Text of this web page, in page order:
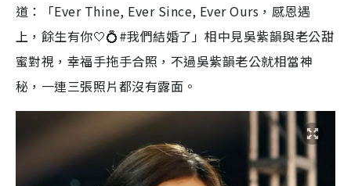
道：「Ever Thine, Ever Since, Ever Ours，感恩遇
上，餘生有你🤍💍#我們結婚了」相中見吳紫韻與老公甜
蜜對視，幸福手拖手合照，不過吳紫韻老公就相當神
秘，一連三張照片都沒有露面。